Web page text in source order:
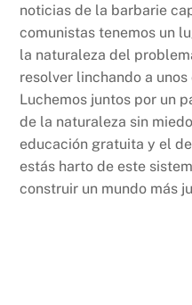
noticias de la barbarie
comunistas tenemos un
la naturaleza del
resolver linchando a
Luchemos juntos por un
de la naturaleza sin
educación gratuita y el
estás harto de este
construir un mundo más